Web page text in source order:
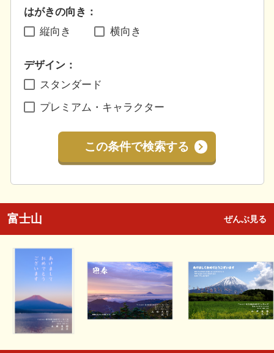
はがきの向き：
縦向き
横向き
デザイン：
スタンダード
プレミアム・キャラクター
この条件で検索する
富士山 ぜんぶ見る